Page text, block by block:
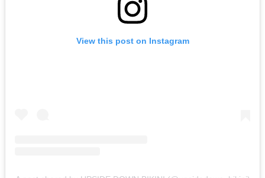
View this post on Instagram